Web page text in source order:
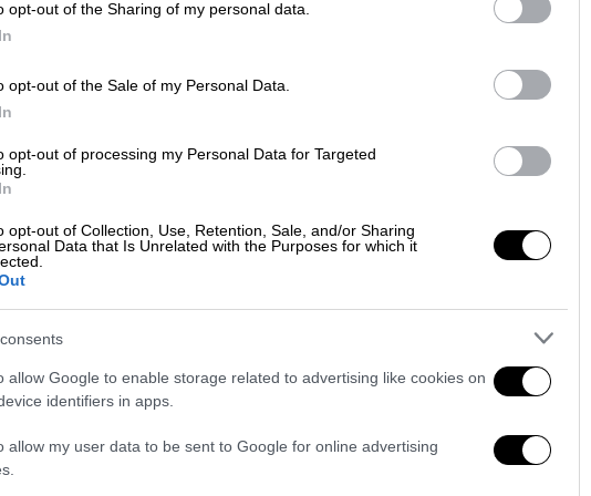
opt-out of the Sharing of my personal data.
opt-out of the Sale of my Personal Data.
opt-out of processing my Personal Data for Targeted
opt-out of Collection, Use, Retention, Sale, and/or Sharing
Data that Is Unrelated with the Purposes for which it
allow Google to enable storage related to advertising like cookies on
identifiers in apps.
allow my user data to be sent to Google for online advertising
την παρέα των ανδρών, ναι»
τη φυσική της κατάσταση και το